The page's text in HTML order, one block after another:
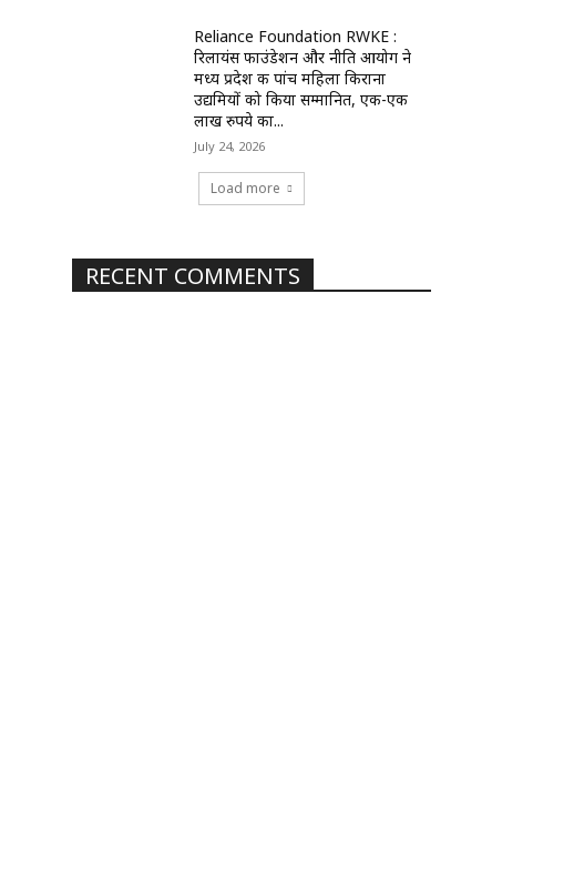
Reliance Foundation RWKE :
रिलायंस फाउंडेशन और नीति आयोग ने
मध्य प्रदेश की पांच महिला किराना
उद्यमियों को किया सम्मानित, एक-एक
लाख रुपये का...
July 24, 2026
Load more
RECENT COMMENTS